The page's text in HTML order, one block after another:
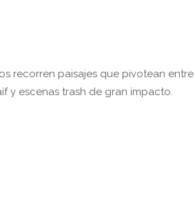
recorren paisajes que pivotean
y escenas trash de gran impacto.